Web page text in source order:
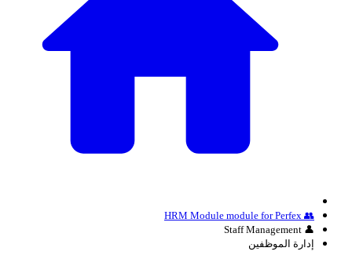
👥 HRM Module module for Perfex
👤 Staff Management
إدارة الموظفين